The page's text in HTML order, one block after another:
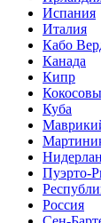
Испания
Италия
Кабо
Канада
Кипр
Куба
Пуэрто-
Россия